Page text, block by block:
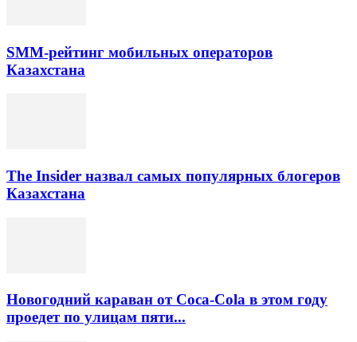
SMM-рейтинг мобильных операторов
Казахстана
The Insider назвал самых популярных блогеров
Казахстана
Новогодний караван от Coca-Cola в этом году
проедет по улицам пяти...